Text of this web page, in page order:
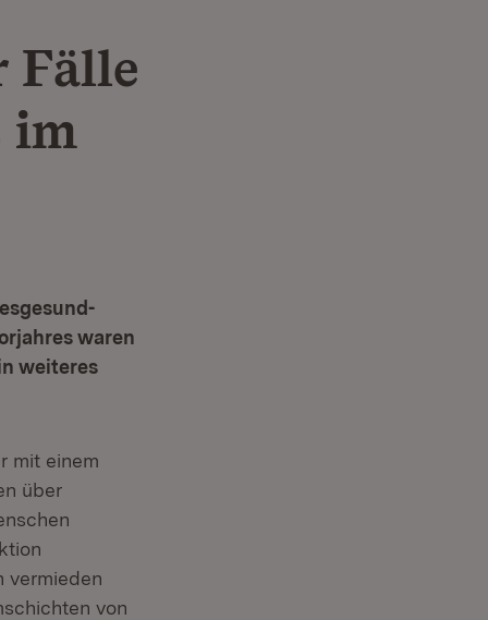
Fälle
im
waren
weiteres
mit einem
über
vermieden
von